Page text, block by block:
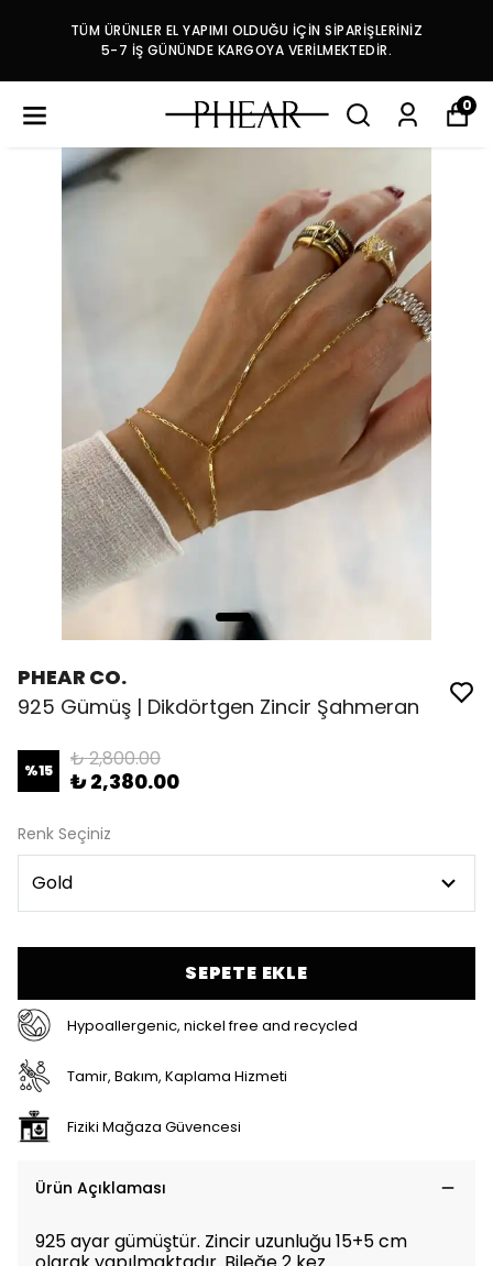
TÜM ÜRÜNLER EL YAPIMI OLDUĞU İÇİN SİPARİŞLERİNİZ
5-7 İŞ GÜNÜNDE KARGOYA VERİLMEKTEDİR.
0
PHEAR CO.
925 Gümüş | Dikdörtgen Zincir Şahmeran
%15 ₺ 2,800.00
₺ 2,380.00
Renk Seçiniz
SEPETE EKLE
Hypoallergenic, nickel free and recycled
Tamir, Bakım, Kaplama Hizmeti
Fiziki Mağaza Güvencesi
Ürün Açıklaması
925 ayar gümüştür. Zincir uzunluğu 15+5 cm